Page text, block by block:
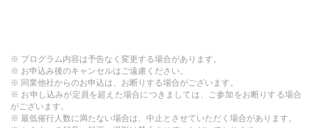
プログラム内容は予告なく変更する場合があります。
お申込み後のキャンセルはご遠慮ください。
同業他社からのお申込は、お断りする場合がございます。
お申し込みが定員を超えた場合につきましては、ご参加をお断りする場合
がございます。
最低催行人数に満たない場合は、中止とさせていただく場合があります。